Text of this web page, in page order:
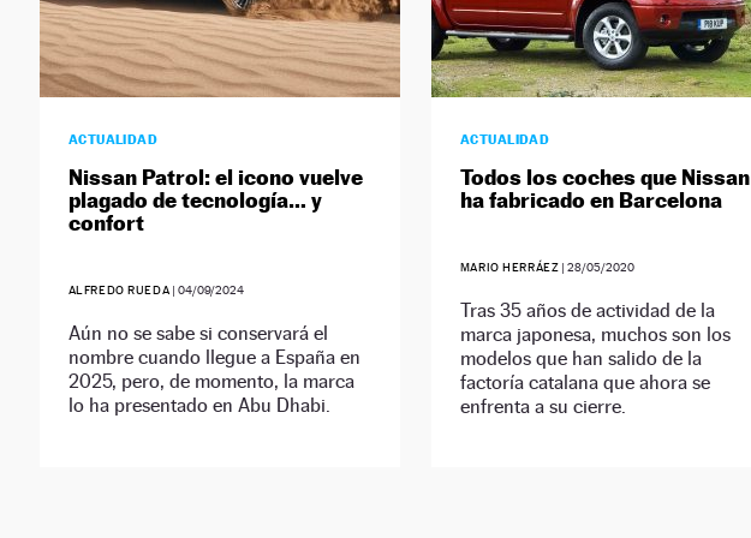
ACTUALIDAD
Nissan Patrol: el icono vuelve
plagado de tecnología… y
confort
ALFREDO RUEDA |04/09/2024
Aún no se sabe si conservará el
nombre cuando llegue a España en
2025, pero, de momento, la marca
lo ha presentado en Abu Dhabi.
ACTUALIDAD
Todos los coches que Nissan
ha fabricado en Barcelona
MARIO HERRÁEZ |28/05/2020
Tras 35 años de actividad de la
marca japonesa, muchos son los
modelos que han salido de la
factoría catalana que ahora se
enfrenta a su cierre.